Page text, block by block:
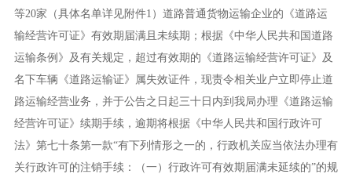
等20家（具体名单详见附件1）道路普通货物运输企业的《道路运
输经营许可证》有效期届满且未续期；根据《中华人民共和国道路
运输条例》及有关规定，超过有效期的《道路运输经营许可证》及
名下车辆《道路运输证》属失效证件，现责令相关业户立即停止道
路运输经营业务，并于公告之日起三十日内到我局办理《道路运输
经营许可证》续期手续，逾期将根据《中华人民共和国行政许可
法》第七十条第一款“有下列情形之一的，行政机关应当依法办理有
关行政许可的注销手续：（一）行政许可有效期届满未延续的”的规